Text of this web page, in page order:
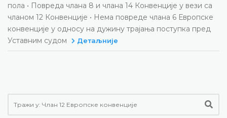
пола • Повреда члана 8 и члана 14 Конвенције у вези са
чланом 12 Конвенције • Нема повреде члана 6 Европске
конвенције у односу на дужину трајања поступка пред
Уставним судом
Детаљније